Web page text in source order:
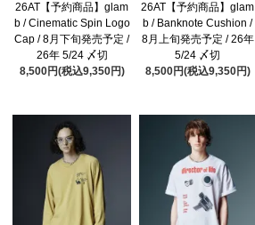
26AT【予約商品】glam
b / Cinematic Spin Logo
Cap / 8月下旬発売予定 /
26年 5/24 〆切
8,500円(税込9,350円)
26AT【予約商品】glam
b / Banknote Cushion /
8月上旬発売予定 / 26年
5/24 〆切
8,500円(税込9,350円)